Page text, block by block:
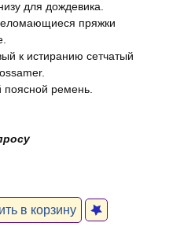
для дождевика.
пряжки
к истиранию сетчатый
ремень.
в корзину